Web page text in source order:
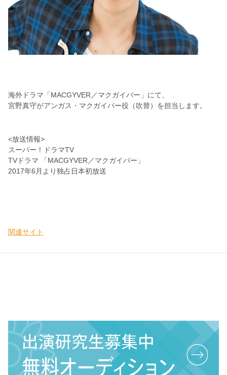
海外ドラマ「MACGYVER／マクガイバー」にて、
宮野真守がアンガス・マクガイバー役（吹替）を担当します。
<放送情報>
スーパー！ドラマTV
TVドラマ 「MACGYVER／マクガイバー」
2017年6月より独占日本初放送
関連サイト